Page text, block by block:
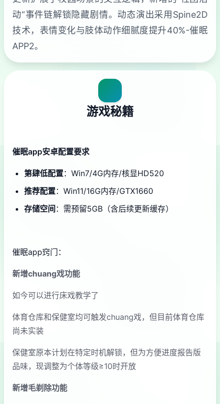
动”事件链解锁隐藏剧情。动态演出采用Spine2D
技术，表情变化与肢体动作细腻度提升40%-催眠
APP2。
游戏秘籍
催眠app安卓配置要求
​第肆低配置​​：Win7/4G内存/核显HD520
​推荐配置​​：Win11/16G内存/GTX1660
​存储空间​ ​：需预留5GB（含后续更新缓存）
催眠app窍门：
新增chuang戏功能
如今可以进行床戏教学了
体育仓库和保健室均可触发chuang戏，但目前体育仓库
尚未实装
保健室原本计划在特定时机解锁，但为方便进度报告版
品味，现调整为个体等级≥10时开放
新增毛剃除功能